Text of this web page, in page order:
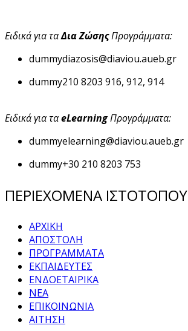
Ειδικά για ταΔια ΖώσηςΠρογράμματα:
dummydiazosis@diaviou.aueb.gr
dummy210 8203 916, 912, 914
Ειδικά για ταeLearningΠρογράμματα:
dummyelearning@diaviou.aueb.gr
dummy+30 210 8203 753
ΠΕΡΙΕΧΟΜΕΝΑ ΙΣΤΟΤΟΠΟΥ
ΑΡΧΙΚΗ
ΑΠΟΣΤΟΛΗ
ΠΡΟΓΡΑΜΜΑΤΑ
ΕΚΠΑΙΔΕΥΤΕΣ
ΕΝΔΟΕΤΑΙΡΙΚΑ
ΝΕΑ
ΕΠΙΚΟΙΝΩΝΙΑ
ΑΙΤΗΣΗ